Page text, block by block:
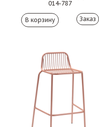
014-787
Заказ